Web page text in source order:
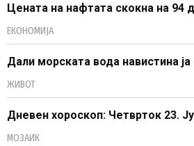
Цената на нафтата скокна на 94
ЕКОНОМИЈА
Дали морската вода навистина
ЖИВОТ
Дневен хороскоп: Четврток 23.
МОЗАИК